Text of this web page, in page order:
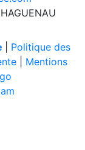
Politique des
| Mentions